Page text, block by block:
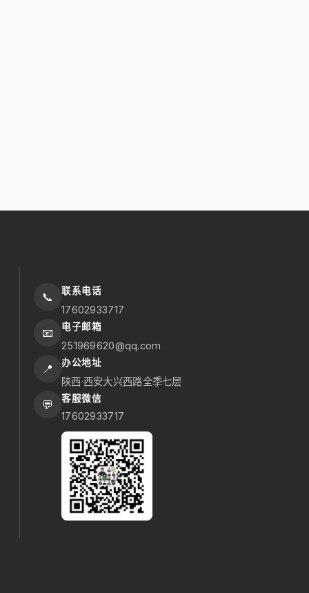
📞 联系电话
17602933717
📧 电子邮箱
251969620@qq.com
📍 办公地址
陕西·西安大兴西路全季七层
💬 客服微信
17602933717